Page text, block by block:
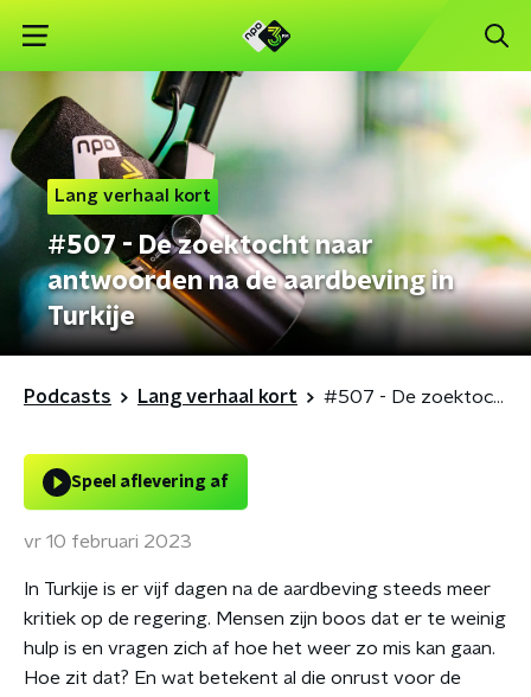
Lang verhaal kort
#507 - De zoektocht naar
antwoorden na de aardbeving in
Turkije
Podcasts Lang verhaal kort #507 - De zoektocht naar antwoorden na de aardbeving in Turkije
Speel aflevering af
vr 10 februari 2023
In Turkije is er vijf dagen na de aardbeving steeds meer
kritiek op de regering. Mensen zijn boos dat er te weinig
hulp is en vragen zich af hoe het weer zo mis kan gaan.
Hoe zit dat? En wat betekent al die onrust voor de